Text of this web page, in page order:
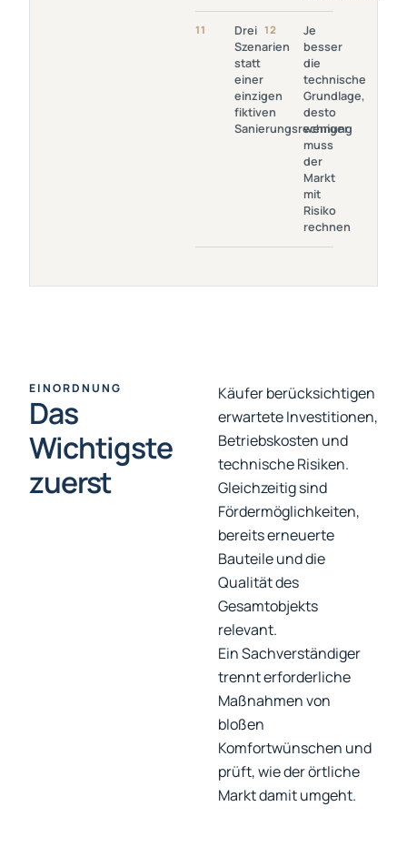
11
Drei
Szenarien
statt
einer
einzigen
fiktiven
Sanierungsrechnung
Szenarien Statt
Einer Einzigen
Fiktiven
Sanierungsrechnung
12
Je
besser
die
technische
Grundlage,
desto
weniger
muss
der
Markt
mit
Risiko
rechnen
Öffnen: Je
Besser Die
Technische
Grundlage,
Desto
Weniger
Muss Der
Markt Mit
Risiko
Rechnen
EINORDNUNG
Das
Wichtigste
zuerst
Käufer berücksichtigen
erwartete Investitionen,
Betriebskosten und
technische Risiken.
Gleichzeitig sind
Fördermöglichkeiten,
bereits erneuerte
Bauteile und die
Qualität des
Gesamtobjekts
relevant.
Ein Sachverständiger
trennt erforderliche
Maßnahmen von
bloßen
Komfortwünschen und
prüft, wie der örtliche
Markt damit umgeht.